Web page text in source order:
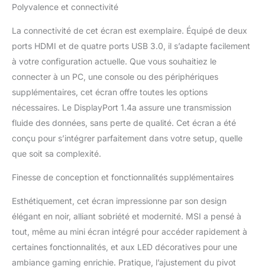
Steelseries GameSense;
Pied réglable (3
directions) & effets
Mystic Light
CONNECTIVITÉ DE
POINTE - Les options
d'interface vidéo incluent
DisplayPort 1.4a
(UWQHD+/175Hz) ainsi
aussi: USB 3.2 Gen 1
Type-A & B, Entrée
micro, Sortie écouteurs
et et Bouton de
navigation 5 directions
Polyvalence et connectivité
La connectivité de cet écran est exemplaire. Équipé de deux
ports HDMI et de quatre ports USB 3.0, il s’adapte facilement
à votre configuration actuelle. Que vous souhaitiez le
connecter à un PC, une console ou des périphériques
supplémentaires, cet écran offre toutes les options
nécessaires. Le DisplayPort 1.4a assure une transmission
fluide des données, sans perte de qualité. Cet écran a été
conçu pour s’intégrer parfaitement dans votre setup, quelle
que soit sa complexité.
Finesse de conception et fonctionnalités supplémentaires
Esthétiquement, cet écran impressionne par son design
élégant en noir, alliant sobriété et modernité. MSI a pensé à
tout, même au mini écran intégré pour accéder rapidement à
certaines fonctionnalités, et aux LED décoratives pour une
ambiance gaming enrichie. Pratique, l’ajustement du pivot